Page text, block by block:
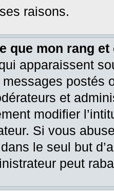
raisons.
que mon rang
apparaissent
messages postés
et
modifier
Si vous
le seul but
peut